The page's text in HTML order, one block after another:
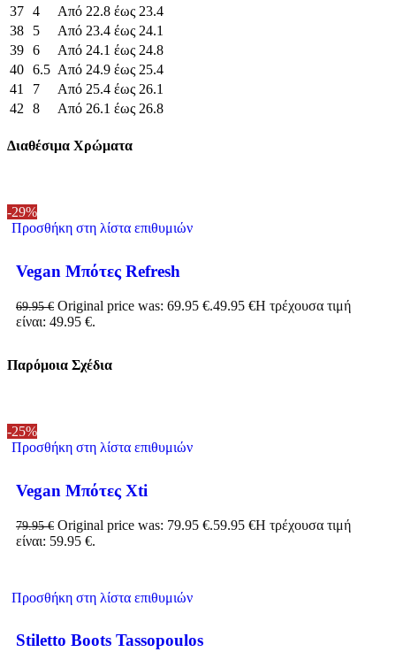
37 4
Από 22.8 έως 23.4
38
5
Από 23.4 έως 24.1
39 6
Από 24.1 έως 24.8
40 6.5 Από 24.9 έως 25.4
41
7
Από 25.4 έως 26.1
42
8 Από 26.1 έως 26.8
Διαθέσιμα Χρώματα
-29%
Προσθήκη στη λίστα επιθυμιών
Vegan Μπότες Refresh
69.95€ Original price was: 69.95 €.49.95 €Η τρέχουσα τιμή
είναι: 49.95 €.
Παρόμοια Σχέδια
-25%
Προσθήκη στη λίστα επιθυμιών
Vegan Μπότες Xti
79.95€ Original price was: 79.95 €.59.95 €Η τρέχουσα τιμή
είναι: 59.95 €.
Προσθήκη στη λίστα επιθυμιών
Stiletto Boots Tassopoulos